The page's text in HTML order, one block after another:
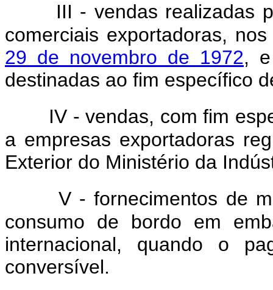
III - vendas realizadas
comerciais exportadoras,
29 de novembro de 1972,
destinadas ao fim específico
IV - vendas, com fim
a empresas exportadoras
Exterior do Ministério da
V - fornecimentos de
consumo de bordo em
internacional, quando o
conversível.